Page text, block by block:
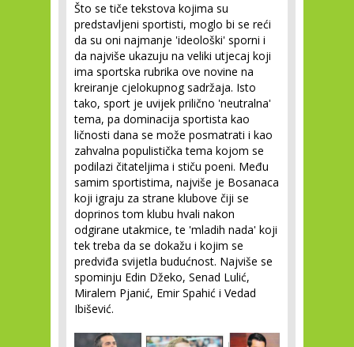
Što se tiče tekstova kojima su
predstavljeni sportisti, moglo bi se reći
da su oni najmanje 'ideološki' sporni i
da najviše ukazuju na veliki utjecaj koji
ima sportska rubrika ove novine na
kreiranje cjelokupnog sadržaja. Isto
tako, sport je uvijek prilično 'neutralna'
tema, pa dominacija sportista kao
ličnosti dana se može posmatrati i kao
zahvalna populistička tema kojom se
podilazi čitateljima i stiču poeni. Među
samim sportistima, najviše je Bosanaca
koji igraju za strane klubove čiji se
doprinos tom klubu hvali nakon
odgirane utakmice, te 'mladih nada' koji
tek treba da se dokažu i kojim se
predviđa svijetla budućnost. Najviše se
spominju Edin Džeko, Senad Lulić,
Miralem Pjanić, Emir Spahić i Vedad
Ibišević.